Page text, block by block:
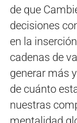
de que
decisiones
en la
cadenas de
generar más
de cuánto
nuestras